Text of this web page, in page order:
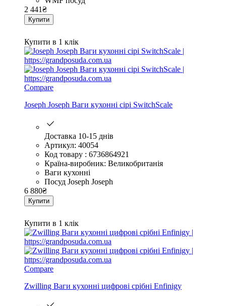
2 441₴
Купити
Купити в 1 клік
Compare
Joseph Joseph Ваги кухонні сірі SwitchScale
Доставка 10-15 днів
Артикул: 40054
Код товару : 6736864921
Країна-виробник: Великобританія
Ваги кухонні
Посуд Joseph Joseph
6 880₴
Купити
Купити в 1 клік
Compare
Zwilling Ваги кухонні цифрові срібні Enfinigy